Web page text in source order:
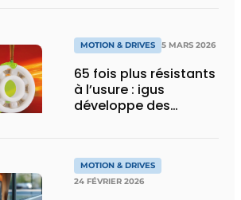
MOTION & DRIVES 5 MARS 2026
65 fois plus résistants
à l’usure : igus
développe des
chimiques extrêmes
MOTION & DRIVES
24 FÉVRIER 2026